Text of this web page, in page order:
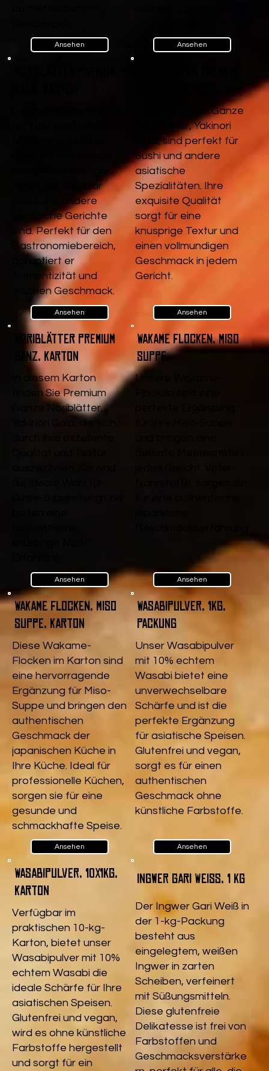
Ansehen Ansehen
dieser hochwertigen
Algen, die ideal für
Sushi und andere
asiatische Gerichte
sind. Perfekt für den
Gastronomiebereich,
garantiert er
Authentizität und
frischen Geschmack.
Ansehen
Diese Premium Ganze
Noriblätter, Yakinori
Gold, sind perfekt für
Sushi und andere
asiatische
Spezialitäten. Ihre
exquisite Qualität
sorgt für eine
knusprige Textur und
einen vollmundigen
Geschmack in jedem
Gericht.
Ansehen
Noriblätter Premium
Ganz, Karton
In diesem Karton
finden Sie Premium
Ganze Noriblätter,
Yakinori Gold, die sich
Ansehen
Wakame Flocken, Miso
Suppe
Unsere Wakame-
Ansehen
Wakame Flocken, Miso
Suppe, Karton
Diese Wakame-
Flocken im Karton sind
eine hervorragende
Ergänzung für Miso-
Suppe und bringen den
authentischen
Geschmack der
japanischen Küche in
Ihre Küche. Ideal für
professionelle Küchen,
sorgen sie für eine
gesunde und
schmackhafte Speise.
Ansehen
Wasabipulver, 1kg,
Packung
Unser Wasabipulver
mit 10% echtem
Wasabi bietet eine
unverwechselbare
Schärfe und ist die
perfekte Ergänzung
für asiatische Speisen.
Glutenfrei und vegan,
sorgt es für einen
authentischen
Geschmack ohne
künstliche Farbstoffe.
Ansehen
Wasabipulver, 10x1kg,
Karton
Verfügbar im
praktischen 10-kg-
Karton, bietet unser
Wasabipulver mit 10%
echtem Wasabi die
ideale Schärfe für Ihre
asiatischen Speisen.
Glutenfrei und vegan,
wird es ohne künstliche
Farbstoffe hergestellt
und sorgt für ein
Ingwer Gari Weiß, 1 kg
Der Ingwer Gari Weiß in
der 1-kg-Packung
besteht aus
eingelegtem, weißen
Ingwer in zarten
Scheiben, verfeinert
mit Süßungsmitteln.
Diese glutenfreie
Delikatesse ist frei von
Farbstoffen und
Geschmacksverstärke